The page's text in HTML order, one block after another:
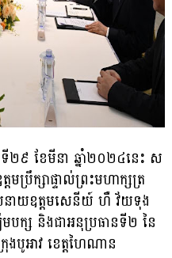
៩ ខែមីនា ឆ្នាំ២០២៤នេះ ស
ប្រឹក្សាផ្ទាល់ព្រះមហាក្សត្រ
មួយនាយឧត្តមសេនីយ៍ ហឺ វ័យទុង
ក្ស និងជាអនុប្រធានទី២ នៃ
បូអាវ ខេត្តហៃណាន